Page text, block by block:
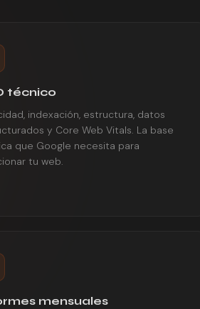
técnico
indexación, estructura, datos
y Core Web Vitals. La base
que Google necesita para
tu web.
mensuales